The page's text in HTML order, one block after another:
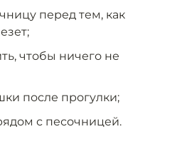
перед тем, как
чтобы ничего не
после прогулки;
с песочницей.